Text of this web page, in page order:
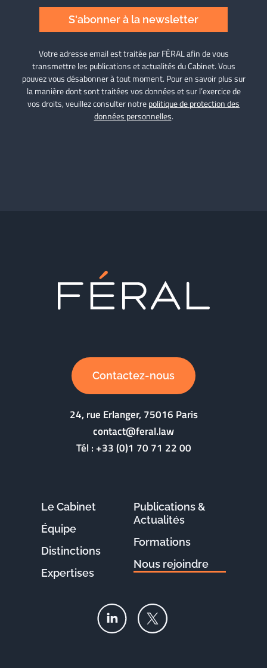
S'abonner à la newsletter
Votre adresse email est traitée par FÉRAL afin de vous
transmettre les publications et actualités du Cabinet. Vous
pouvez vous désabonner à tout moment. Pour en savoir plus sur
la manière dont sont traitées vos données et sur l’exercice de
vos droits, veuillez consulter notrepolitique de protection des
données personnelles.
Contactez-nous
24, rue Erlanger, 75016 Paris
contact@feral.law
Tél :+33 (0)1 70 71 22 00
Le Cabinet
Équipe
Distinctions
Expertises
Publications &
Actualités
Formations
Nous rejoindre